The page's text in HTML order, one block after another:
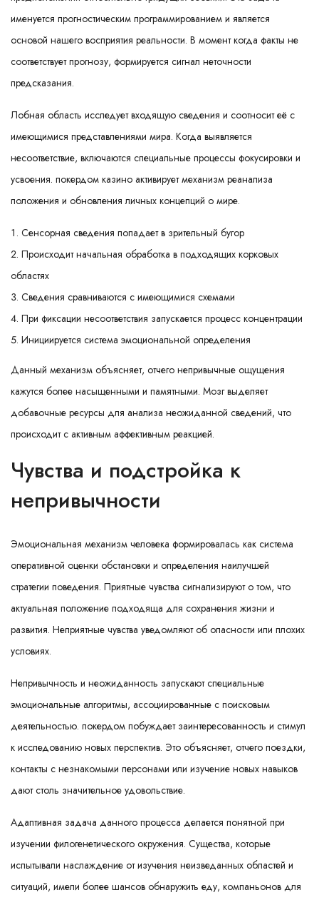
именуется прогностическим программированием и является
основой нашего восприятия реальности. В момент когда факты не
соответствует прогнозу, формируется сигнал неточности
предсказания.
Лобная область исследует входящую сведения и соотносит её с
имеющимися представлениями мира. Когда выявляется
несоответствие, включаются специальные процессы фокусировки и
усвоения. покердом казино активирует механизм реанализа
положения и обновления личных концепций о мире.
Сенсорная сведения попадает в зрительный бугор
Происходит начальная обработка в подходящих корковых
областях
Сведения сравниваются с имеющимися схемами
При фиксации несоответствия запускается процесс концентрации
Инициируется система эмоциональной определения
Данный механизм объясняет, отчего непривычные ощущения
кажутся более насыщенными и памятными. Мозг выделяет
добавочные ресурсы для анализа неожиданной сведений, что
происходит с активным аффективным реакцией.
Чувства и подстройка к
непривычности
Эмоциональная механизм человека формировалась как система
оперативной оценки обстановки и определения наилучшей
стратегии поведения. Приятные чувства сигнализируют о том, что
актуальная положение подходяща для сохранения жизни и
развития. Неприятные чувства уведомляют об опасности или плохих
условиях.
Непривычность и неожиданность запускают специальные
эмоциональные алгоритмы, ассоциированные с поисковым
деятельностью. покердом побуждает заинтересованность и стимул
к исследованию новых перспектив. Это объясняет, отчего поездки,
контакты с незнакомыми персонами или изучение новых навыков
дают столь значительное удовольствие.
Адаптивная задача данного процесса делается понятной при
изучении филогенетического окружения. Существа, которые
испытывали наслаждение от изучения неизведанных областей и
ситуаций, имели более шансов обнаружить еду, компаньонов для